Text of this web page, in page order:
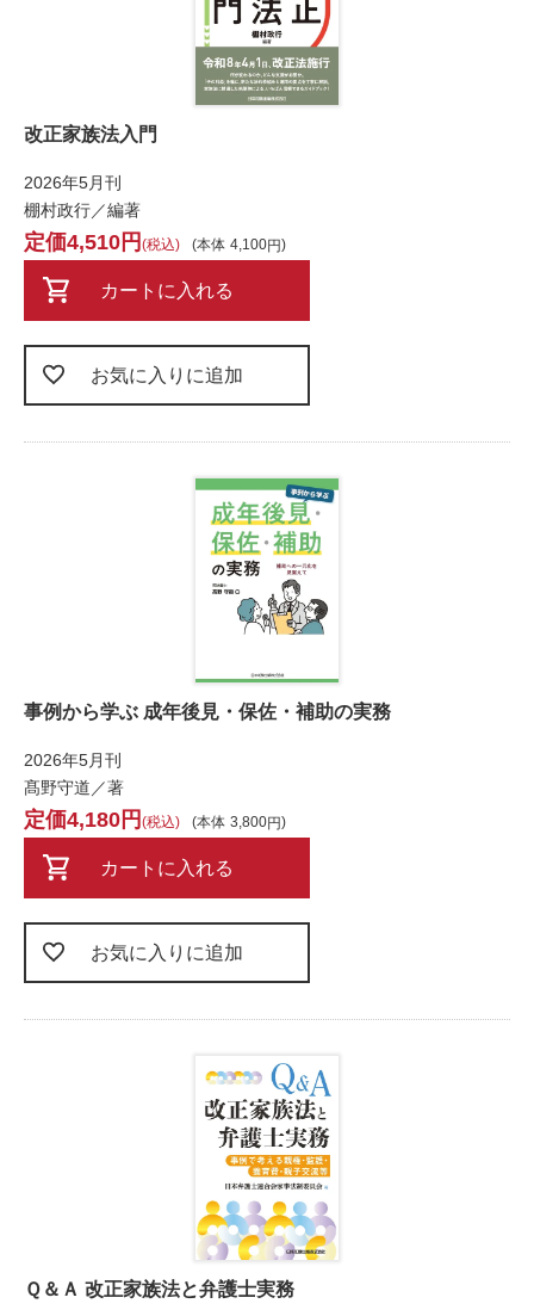
改正家族法入門
2026年5月刊
棚村政行／編著
本体 4,100
4,510 税込
カートに入れる
お気に入りに追加
事例から学ぶ 成年後見・保佐・補助の実務
2026年5月刊
髙野守道／著
本体 3,800
4,180 税込
カートに入れる
お気に入りに追加
Ｑ＆Ａ 改正家族法と弁護士実務